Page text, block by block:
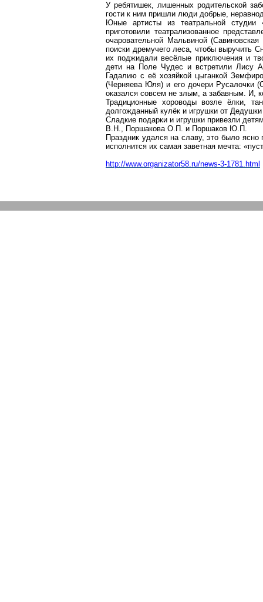
У ребятишек, лишенных родительской
гости к ним пришли люди добрые,
Юные артисты из театральной
приготовили театрализованное
очаровательной Мальвиной
поиски дремучего леса, чтобы выручить
их поджидали весёлые приключения и
дети на Поле Чудес и встретили Лису
Гадалию с её хозяйкой цыганкой
(Черняева Юля) и его дочери Русалочки
оказался совсем не злым, а забавным. И,
Традиционные хороводы возле ёлки,
долгожданный кулёк и игрушки от
Сладкие подарки и игрушки привезли
В.Н., Поршакова О.П. и Поршаков Ю.П.
Праздник удался на славу, это было
исполнится их самая заветная мечта:
http://www.organizator58.ru/news-3-1781.html